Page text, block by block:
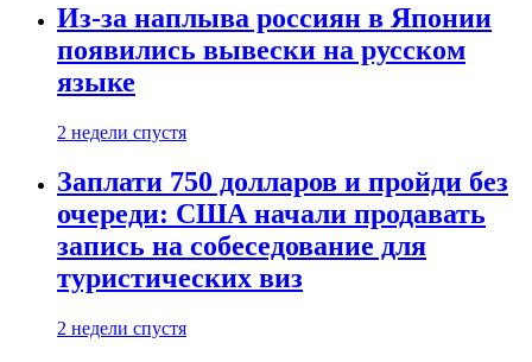
Из-за наплыва россиян в Японии
появились вывески на русском
языке
2 недели спустя
Заплати 750 долларов и пройди без
очереди: США начали продавать
запись на собеседование для
туристических виз
2 недели спустя